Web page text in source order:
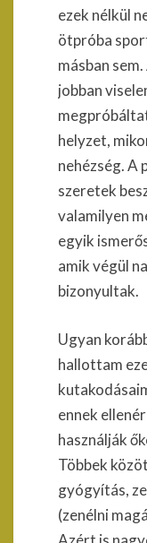
ezek nélkül
ötpróba
másban
jobban
helyzet,
nehézség. A
szeretek
valamilyen
egyik
amik végül
bizonyultak.
Ugyan
hallottam
ennek
használják
Többek
gyógyítás,
(zenélni